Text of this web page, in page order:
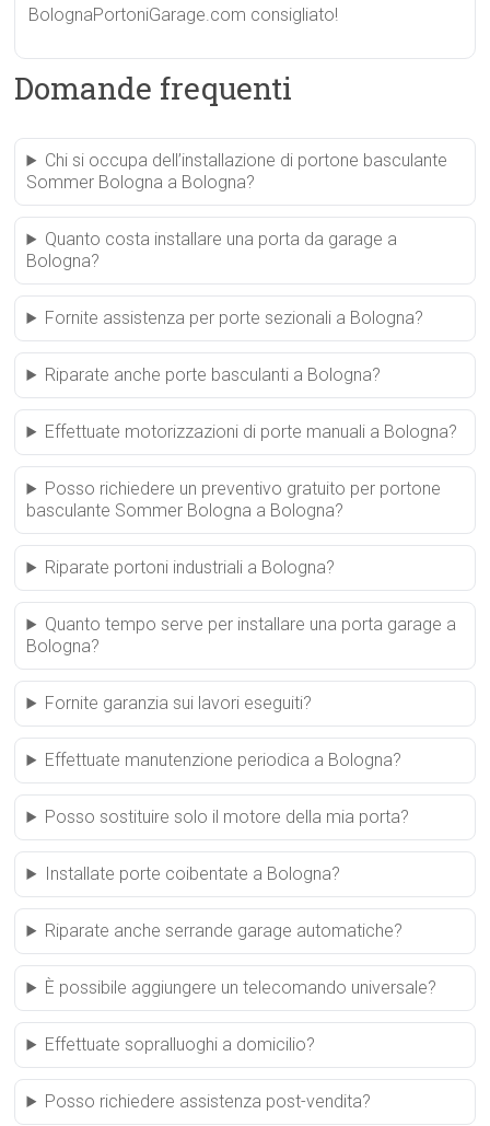
BolognaPortoniGarage.com consigliato!
Domande frequenti
Chi si occupa dell’installazione di portone basculante
Sommer Bologna a Bologna?
Quanto costa installare una porta da garage a
Bologna?
Fornite assistenza per porte sezionali a Bologna?
Riparate anche porte basculanti a Bologna?
Effettuate motorizzazioni di porte manuali a Bologna?
Posso richiedere un preventivo gratuito per portone
basculante Sommer Bologna a Bologna?
Riparate portoni industriali a Bologna?
Quanto tempo serve per installare una porta garage a
Bologna?
Fornite garanzia sui lavori eseguiti?
Effettuate manutenzione periodica a Bologna?
Posso sostituire solo il motore della mia porta?
Installate porte coibentate a Bologna?
Riparate anche serrande garage automatiche?
È possibile aggiungere un telecomando universale?
Effettuate sopralluoghi a domicilio?
Posso richiedere assistenza post-vendita?